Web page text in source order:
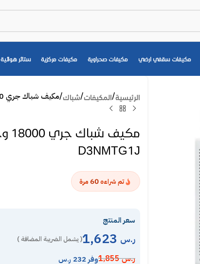
مكيفات سقفي ارضي مكيفات صحراوية مكيفات مركزية ستائر هوائية
الرئيسية المكيفات شباك مكيف شباك جري 18000 وحدة – بارد GJC18AG-D3NMTG1J
D3NMTG1J
تم شراءه60مرة
سعر المنتج
ر.س ( يشمل الضريبة المضافة )
ر.س1,855 وفر 232 ر.س